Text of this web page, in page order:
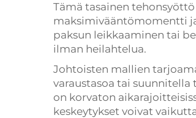
Tämä tasainen
maksimivääntömomentti
paksun leikkaaminen tai
ilman heilahtelua.
Johtoisten mallien
varaustasoa tai
on korvaton
keskeytykset voivat